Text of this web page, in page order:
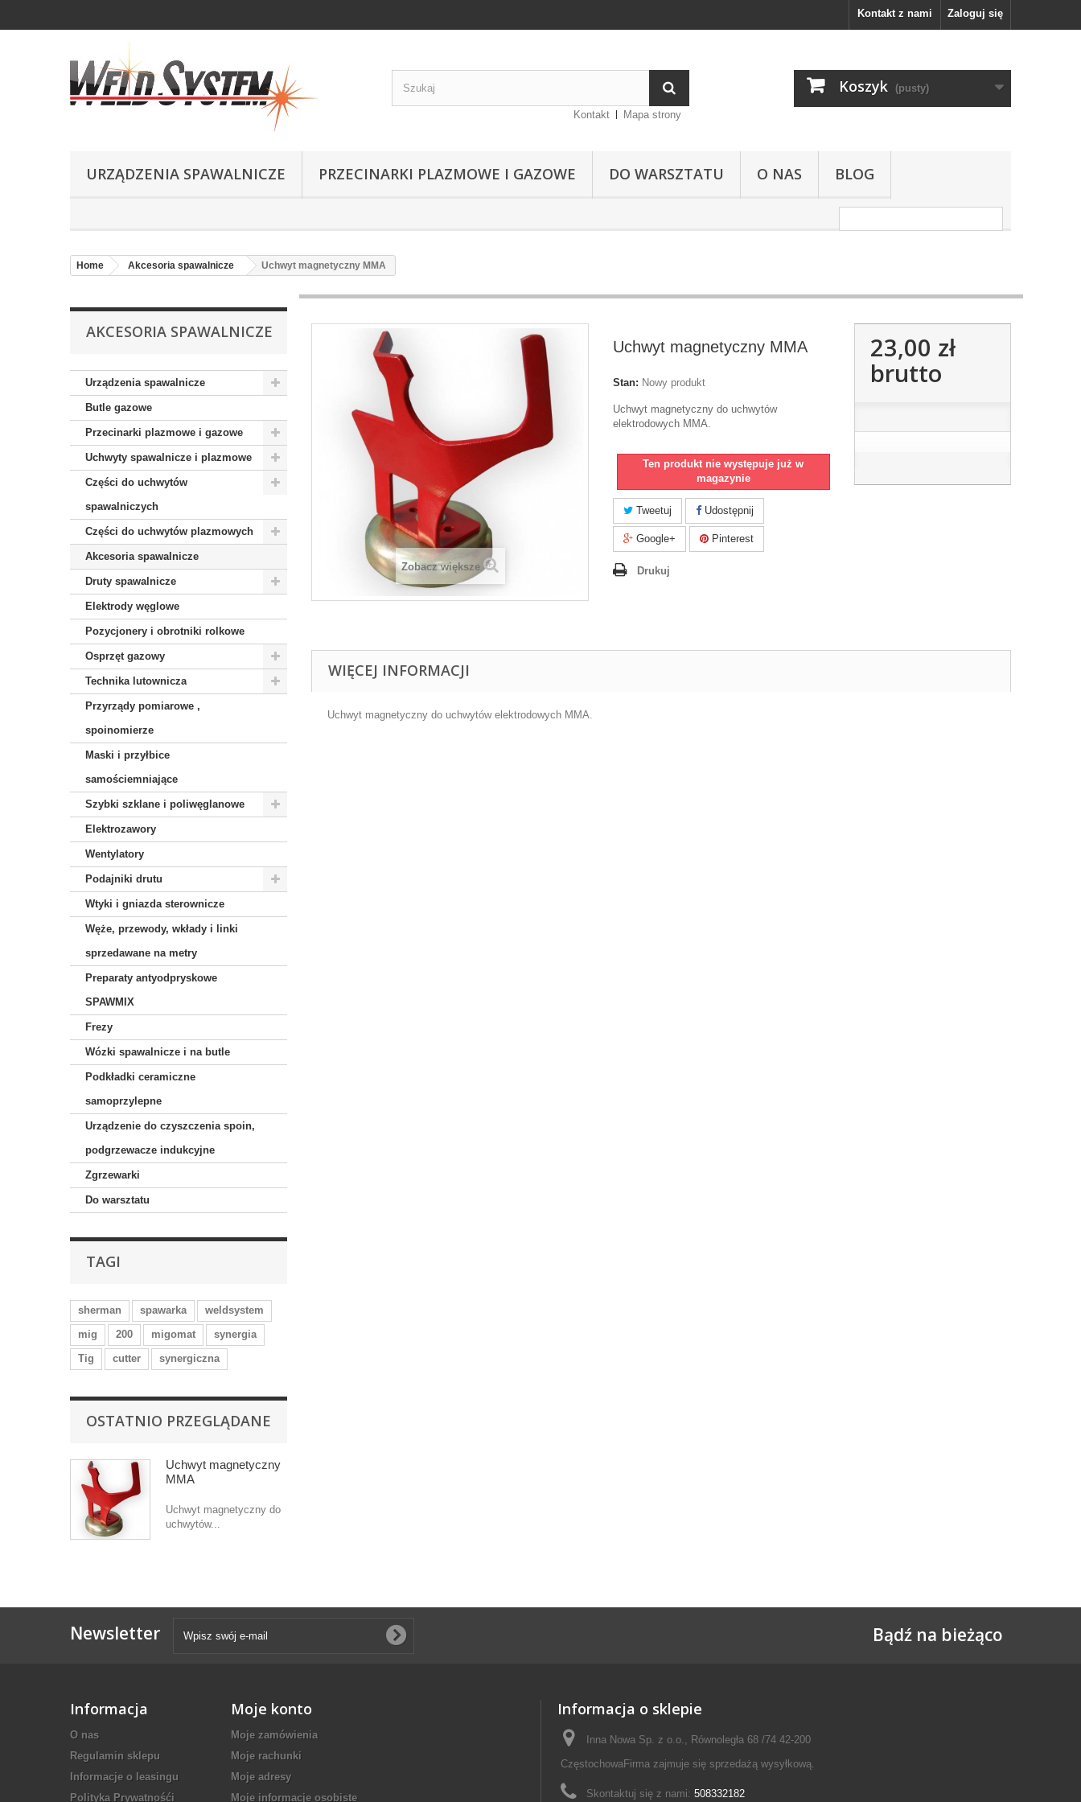
Zaloguj się
Kontakt z nami
Koszyk (pusty)
Kontakt Mapa strony
URZĄDZENIA SPAWALNICZE PRZECINARKI PLAZMOWE I GAZOWE DO WARSZTATU O NAS BLOG
Home Akcesoria spawalnicze Uchwyt magnetyczny MMA
AKCESORIA SPAWALNICZE
Urządzenia spawalnicze
Butle gazowe
Przecinarki plazmowe i gazowe
Uchwyty spawalnicze i plazmowe
Części do uchwytów
spawalniczych
Części do uchwytów plazmowych
Akcesoria spawalnicze
Druty spawalnicze
Elektrody węglowe
Pozycjonery i obrotniki rolkowe
Osprzęt gazowy
Technika lutownicza
Przyrządy pomiarowe ,
spoinomierze
Maski i przyłbice
samościemniające
Szybki szklane i poliwęglanowe
Elektrozawory
Wentylatory
Podajniki drutu
Wtyki i gniazda sterownicze
Węże, przewody, wkłady i linki
sprzedawane na metry
Preparaty antyodpryskowe
SPAWMIX
Frezy
Wózki spawalnicze i na butle
Podkładki ceramiczne
samoprzylepne
Urządzenie do czyszczenia spoin,
podgrzewacze indukcyjne
Zgrzewarki
Do warsztatu
TAGI
sherman spawarka
weldsystem
mig
200 migomat
synergia
Tig
cutter synergiczna
OSTATNIO PRZEGLĄDANE
Uchwyt magnetyczny
MMA
Uchwyt magnetyczny do
uchwytów...
Zobacz większe
Uchwyt magnetyczny MMA
Stan: Nowy produkt
Uchwyt magnetyczny do uchwytów
elektrodowych MMA.
Ten produkt nie występuje już w
magazynie
Tweetuj Udostępnij
Google+ Pinterest
Drukuj
23,00 zł
brutto
WIĘCEJ INFORMACJI
Uchwyt magnetyczny do uchwytów elektrodowych MMA.
Newsletter Bądź na bieżąco
Informacja
O nas
Regulamin sklepu
Informacje o leasingu
Polityka Prywatnośći
Moje konto
Moje zamówienia
Moje rachunki
Moje adresy
Moje informacje osobiste
Informacja o sklepie
Inna Nowa Sp. z o.o., Równoległa 68 /74 42-200
CzęstochowaFirma zajmuje się sprzedażą wysyłkową.
Skontaktuj się z nami: 508332182